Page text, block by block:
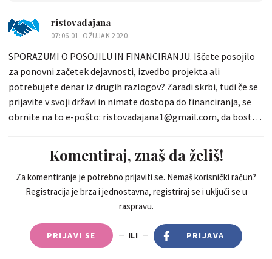
ristovadajana
07:06 01. OŽUJAK 2020.
SPORAZUMI O POSOJILU IN FINANCIRANJU. Iščete posojilo
za ponovni začetek dejavnosti, izvedbo projekta ali
potrebujete denar iz drugih razlogov? Zaradi skrbi, tudi če se
prijavite v svoji državi in nimate dostopa do financiranja, se
obrnite na to e-pošto: ristovadajana1@gmail.com, da boste
Specializirani smo za vsa področja financiranja posojil med
posamezniki. Nudimo posojila, ki so na voljo javnim in
zasebnim podjetjem in podjetjem. Posojilna pogodba je
kratkoročno, srednjeročno in dolgoročno z nizko obrestno
mero na leto, ki ji sledi dober značaj in predvsem spoštuje
zaveze. Upoštevajte področja, na katerih vam lahko
pomagamo pri vaših projektih ali prekinimo zastoj. - Osebni
Komentiraj, znaš da želiš!
Za komentiranje je potrebno prijaviti se. Nemaš korisnički račun?
Registracija je brza i jednostavna, registriraj se i uključi se u
raspravu.
PRIJAVI SE ILI PRIJAVA